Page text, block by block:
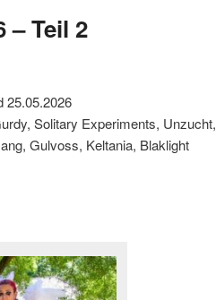
– Teil 2
25.05.2026
Solitary Experiments, Unzucht,
Gulvoss, Keltania, Blaklight